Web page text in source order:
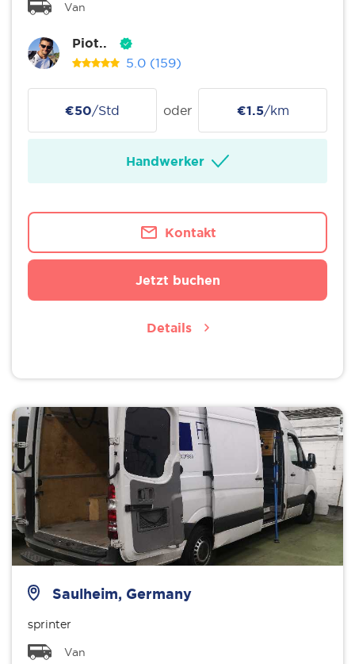
Van
Piot..
5.0 (159)
€50/Std oder €1.5/km
Handwerker
Kontakt
Jetzt buchen
Details
Saulheim, Germany
sprinter
Van